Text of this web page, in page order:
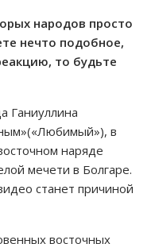
народов просто
нечто подобное,
то будьте
Ганиуллина
в
наряде
мечети в Болгаре.
станет причиной
восточных